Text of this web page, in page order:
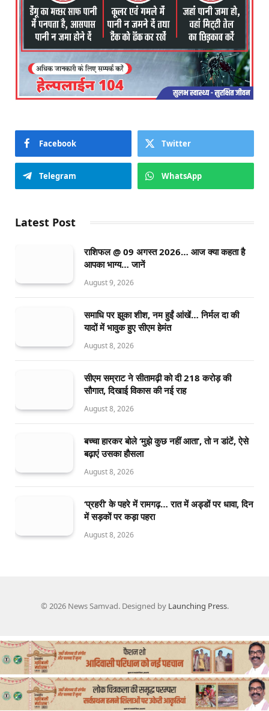
Facebook Twitter
Telegram WhatsApp
Latest Post
राशिफल @ 09 अगस्त 2026… आज क्या कहता है
आपका भाग्य… जानें
August 9, 2026
समाधि पर झुका शीश, नम हुईं आंखें… निर्मल दा की
यादों में भावुक हुए सीएम हेमंत
August 8, 2026
सीएम सम्राट ने सीतामढ़ी को दी 218 करोड़ की
सौगात, दिखाई विकास की नई राह
August 8, 2026
बच्चा हारकर बोले ‘मुझे कुछ नहीं आता’, तो न डांटें, ऐसे
बढ़ाएं उसका हौसला
August 8, 2026
‘प्रहरी’ के पहरे में रामगढ़… रात में अड्डों पर धावा, दिन
में सड़कों पर कड़ा पहरा
August 8, 2026
© 2026 News Samvad. Designed by Launching Press.